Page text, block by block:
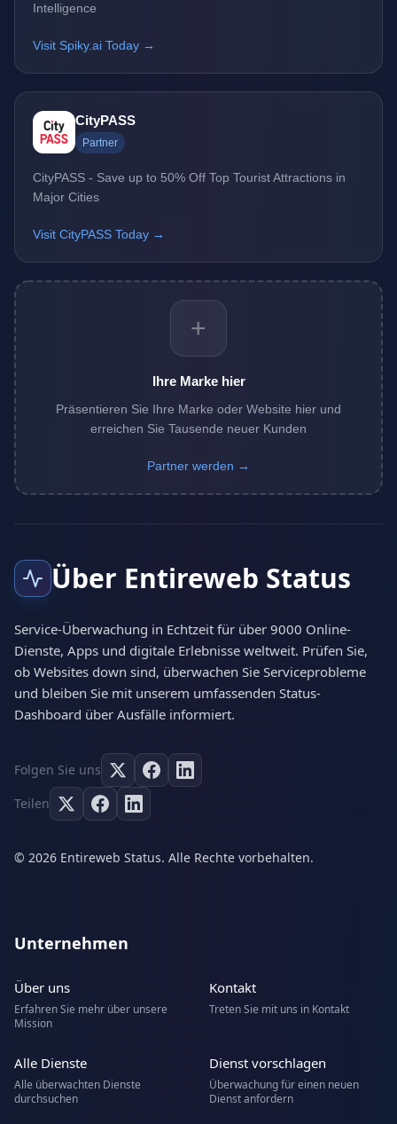
Intelligence
Visit Spiky.ai Today →
CityPASS
Partner
CityPASS - Save up to 50% Off Top Tourist Attractions in
Major Cities
Visit CityPASS Today →
+
Ihre Marke hier
Präsentieren Sie Ihre Marke oder Website hier und
erreichen Sie Tausende neuer Kunden
Partner werden →
Über Entireweb Status
Service-Überwachung in Echtzeit für über 9000 Online-
Dienste, Apps und digitale Erlebnisse weltweit. Prüfen Sie,
ob Websites down sind, überwachen Sie Serviceprobleme
und bleiben Sie mit unserem umfassenden Status-
Dashboard über Ausfälle informiert.
Folgen Sie uns
Teilen
© 2026 Entireweb Status. Alle Rechte vorbehalten.
Unternehmen
Über uns
Erfahren Sie mehr über unsere
Mission
Kontakt
Treten Sie mit uns in Kontakt
Alle Dienste
Alle überwachten Dienste
durchsuchen
Dienst vorschlagen
Überwachung für einen neuen
Dienst anfordern